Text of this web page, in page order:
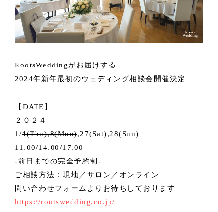
RootsWeddingがお届けする
2024年新年最初のウェディング相談会開催決定
【DATE】
２０２４
1/4(Thu),8(Mon),27(Sat),28(Sun)
11:00/14:00/17:00
-前日までの完全予約制-
ご相談方法：現地／サロン／オンライン
問い合わせフォームよりお待ちしております
https://rootswedding.co.jp/